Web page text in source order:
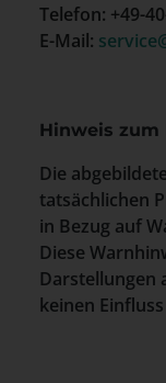
Telefon: +49-
E-Mail:
Hinweis zum
Die
tatsächlichen
in Bezug auf
Diese
Darstellungen
keinen